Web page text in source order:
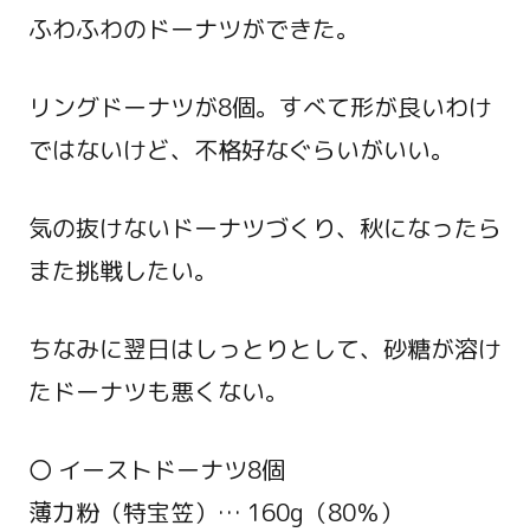
ふわふわのドーナツができた。
リングドーナツが8個。すべて形が良いわけ
ではないけど、不格好なぐらいがいい。
気の抜けないドーナツづくり、秋になったら
また挑戦したい。
ちなみに翌日はしっとりとして、砂糖が溶け
たドーナツも悪くない。
〇 イーストドーナツ8個
薄力粉（特宝笠）… 160g（80％）